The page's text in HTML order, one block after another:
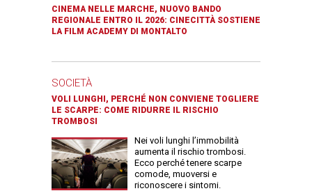
CINEMA NELLE MARCHE, NUOVO BANDO
REGIONALE ENTRO IL 2026: CINECITTÀ SOSTIENE
LA FILM ACADEMY DI MONTALTO
SOCIETÀ
VOLI LUNGHI, PERCHÉ NON CONVIENE TOGLIERE
LE SCARPE: COME RIDURRE IL RISCHIO
TROMBOSI
Nei voli lunghi l’immobilità
aumenta il rischio trombosi.
Ecco perché tenere scarpe
comode, muoversi e
riconoscere i sintomi.